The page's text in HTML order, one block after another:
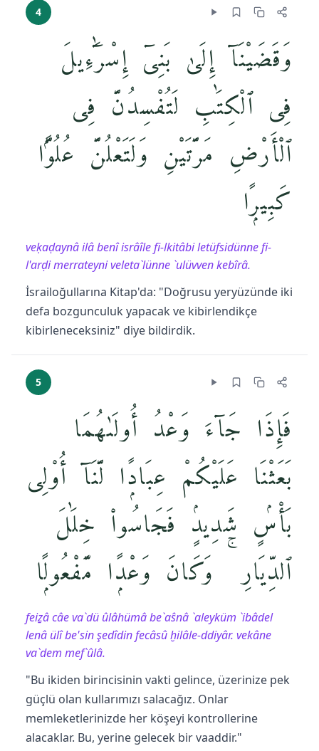
4
وَقَضَيْنَآ إِلَىٰ بَنِىٓ إِسْرَٰٓءِيلَ
فِى ٱلْكِتَٰبِ لَتُفْسِدُنَّ فِى
ٱلْأَرْضِ مَرَّتَيْنِ وَلَتَعْلُنَّ عُلُوًّۭا
كَبِيرًۭا
veḳaḍaynâ ilâ benî isrâîle fi-lkitâbi letüfsidünne fi-
l'arḍi merrateyni veleta`lünne `ulüvven kebîrâ.
İsrailoğullarına Kitap'da: "Doğrusu yeryüzünde iki
defa bozgunculuk yapacak ve kibirlendikçe
kibirleneceksiniz" diye bildirdik.
5
فَإِذَا جَآءَ وَعْدُ أُولَىٰهُمَا
بَعَثْنَا عَلَيْكُمْ عِبَادًۭا لَّنَآ أُو۟لِى
بَأْسٍۢ شَدِيدٍۢ فَجَاسُوا۟ خِلَٰلَ
ٱلدِّيَارِ ۚ وَكَانَ وَعْدًۭا مَّفْعُولًۭا
feiẕâ câe va`dü ûlâhümâ be`aŝnâ `aleyküm `ibâdel
lenâ ülî be'sin şedîdin fecâsû ḫilâle-ddiyâr. vekâne
va`dem mef`ûlâ.
"Bu ikiden birincisinin vakti gelince, üzerinize pek
güçlü olan kullarımızı salacağız. Onlar
memleketlerinizde her köşeyi kontrollerine
alacaklar. Bu, yerine gelecek bir vaaddir."